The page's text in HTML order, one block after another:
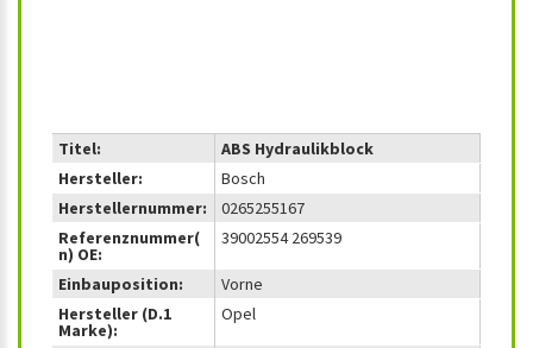
Titel:
ABS Hydraulikblock
Hersteller:
Bosch
Herstellernummer:
0265255167
Referenznummer(
n) OE:
39002554 269539
Einbauposition:
Vorne
Hersteller (D.1
Marke):
Opel